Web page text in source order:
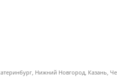
Нижний Новгород, Казань,